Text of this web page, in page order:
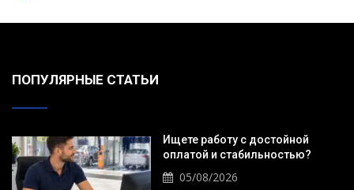
ПОПУЛЯРНЫЕ СТАТЬИ
Ищете работу с достойной
оплатой и стабильностью?
05/08/2026